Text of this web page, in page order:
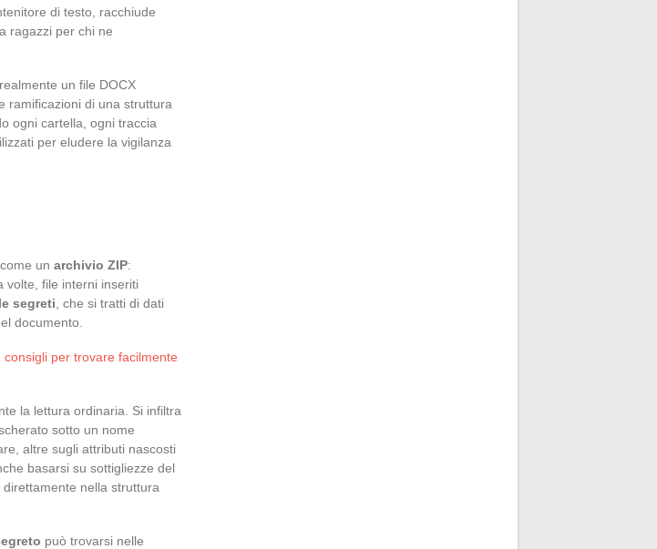
di testo, racchiude
ragazzi per chi ne
un file DOCX
ramificazioni di una struttura
ogni cartella, ogni traccia
per eludere la vigilanza
un archivio ZIP:
volte, file interni inseriti
segreti , che si tratti di dati
documento.
per trovare facilmente
la lettura ordinaria. Si infiltra
sotto un nome
altre sugli attributi nascosti
basarsi su sottigliezze del
nella struttura
può trovarsi nelle